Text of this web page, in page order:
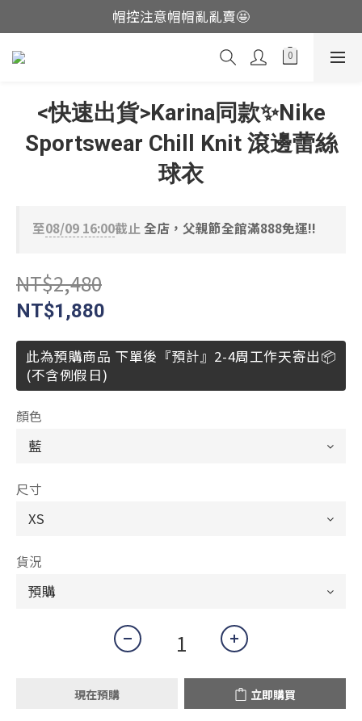
這裡現貨不用等👟
帽控注意帽帽亂亂賣🤩
這裡現貨不用等👟
<快速出貨>Karina同款✨Nike
Sportswear Chill Knit 滾邊蕾絲
球衣
至08/09 16:00截止 全店，父親節全館滿888免運!!
NT$2,480
NT$1,880
此為預購商品 下單後『預計』2-4周工作天寄出📦
(不含例假日)
顏色
尺寸
貨況
現在預購 立即購買